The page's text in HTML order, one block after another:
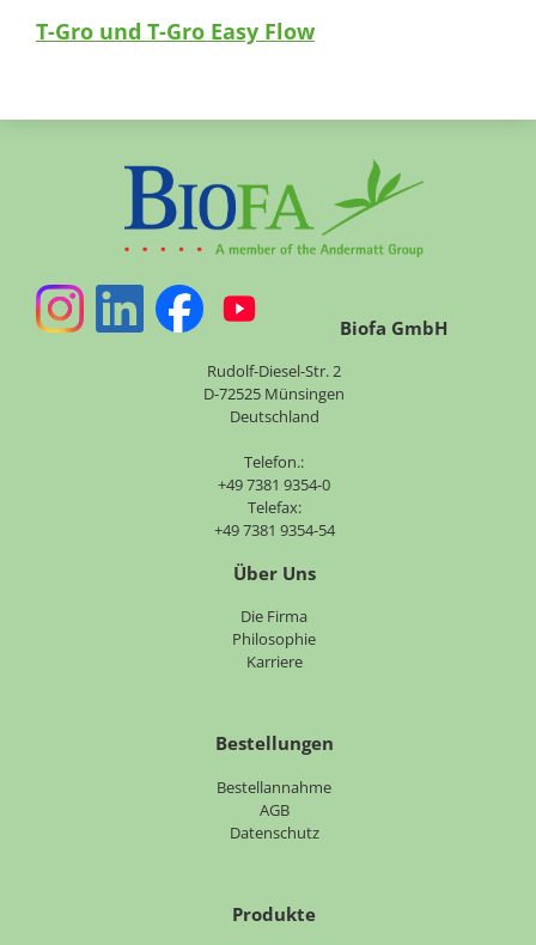
T-Gro und T-Gro Easy Flow
Biofa GmbH
Rudolf-Diesel-Str. 2
D-72525 Münsingen
Deutschland
Telefon.:
+49 7381 9354-0
Telefax:
+49 7381 9354-54
Über Uns
Die Firma
Philosophie
Karriere
Bestellungen
Bestellannahme
AGB
Datenschutz
Produkte